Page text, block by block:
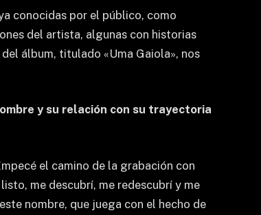
conocidas por el público, como
del artista, algunas con historias
álbum, titulado «Uma Gaiola», nos
y su relación con su trayectoria
el camino de la grabación con
me descubrí, me redescubrí y me
nombre, que juega con el hecho de